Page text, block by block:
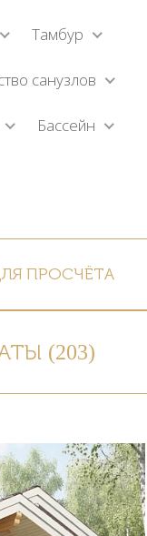
Тамбур
санузлов
Бассейн
ПРОСЧЁТА
ПОКАЗАТЬ РЕЗУЛЬТАТЫ (203)